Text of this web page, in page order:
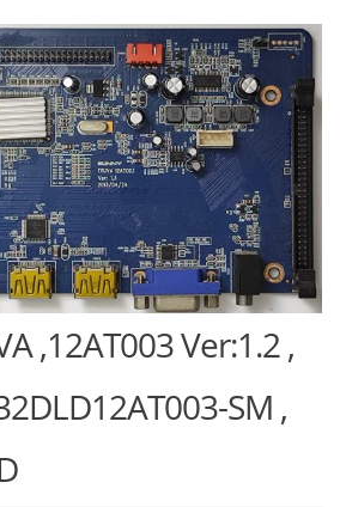
🔍
,12AT003 Ver:1.2 ,
SM ,